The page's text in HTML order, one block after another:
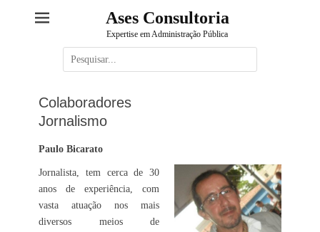
Ases Consultoria
Expertise em Administração Pública
Pesquisar
por:
Colaboradores
Jornalismo
Paulo Bicarato
Jornalista, tem cerca de 30
anos de experiência, com
vasta atuação nos mais
diversos meios de